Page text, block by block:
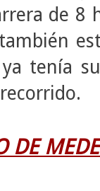
de
tenía
DE